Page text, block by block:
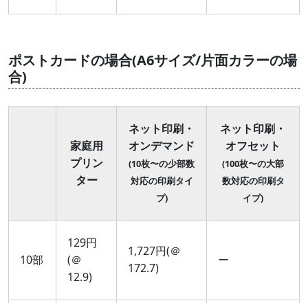
ポストカードの場合(A6サイズ/片面カラーの場
合)
家庭用
プリン
ター
ネット印刷・
オンデマンド
(10枚〜の少部数
対応の印刷タイ
プ)
ネット印刷・
オフセット
(100枚〜の大部
数対応の印刷タ
イプ)
10部
129円
(＠
12.9)
1,727円(＠
172.7)
ー